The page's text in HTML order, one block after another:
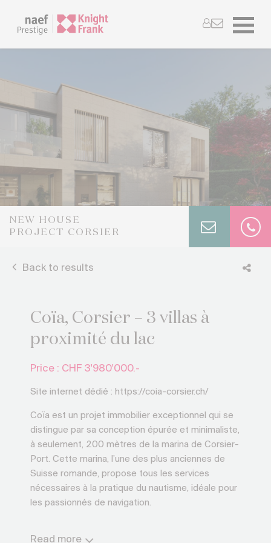
NEW HOUSE
PROJECT CORSIER
Back to results
Coïa, Corsier – 3 villas à
proximité du lac
Price : CHF 3'980'000.-
Site internet dédié : https://coia-corsier.ch/
Coïa est un projet immobilier exceptionnel qui se
distingue par sa conception épurée et minimaliste,
à seulement, 200 mètres de la marina de Corsier-
Port. Cette marina, l’une des plus anciennes de
Suisse romande, propose tous les services
nécessaires à la pratique du nautisme, idéale pour
les passionnés de navigation.
Read more